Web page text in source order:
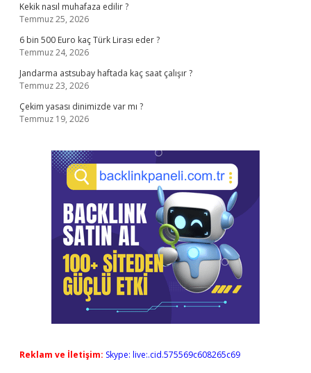
Kekik nasıl muhafaza edilir ?
Temmuz 25, 2026
6 bin 500 Euro kaç Türk Lirası eder ?
Temmuz 24, 2026
Jandarma astsubay haftada kaç saat çalışır ?
Temmuz 23, 2026
Çekim yasası dinimizde var mı ?
Temmuz 19, 2026
Reklam ve İletişim: Skype: live:.cid.575569c608265c69